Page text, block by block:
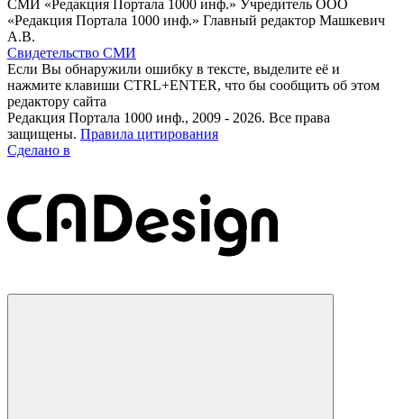
СМИ «Редакция Портала 1000 инф.» Учредитель ООО
«Редакция Портала 1000 инф.» Главный редактор Машкевич
А.В.
Свидетельство СМИ
Если Вы обнаружили ошибку в тексте, выделите её и
нажмите клавиши CTRL+ENTER, что бы сообщить об этом
редактору сайта
Редакция Портала 1000 инф., 2009 - 2026. Все права
защищены. Правила цитирования
Сделано в